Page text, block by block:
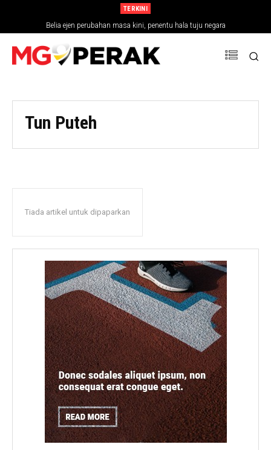
TERKINI
Belia ejen perubahan masa kini, penentu hala tuju negara
Tun Puteh
Tiada artikel untuk dipaparkan